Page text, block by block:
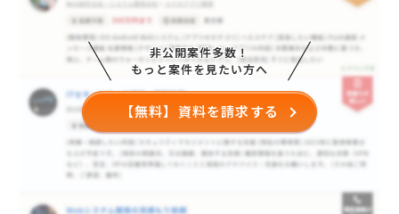
非公開案件多数！
もっと案件を見たい方へ
【無料】資料を請求する